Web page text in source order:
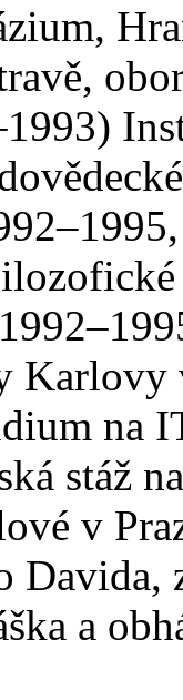
Karlovy
na
stáž
v
Davida,
a